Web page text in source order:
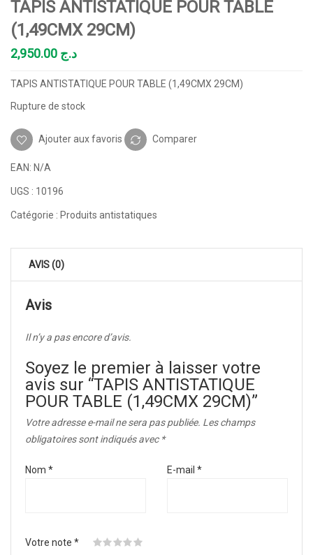
TAPIS ANTISTATIQUE POUR TABLE
(1,49CMX 29CM)
د.ج
TAPIS ANTISTATIQUE POUR TABLE (1,49CMX 29CM)
Rupture de stock
Ajouter aux favoris Comparer
EAN: N/A
UGS : 10196
Catégorie : Produits antistatiques
AVIS (0)
Avis
Il n’y a pas encore d’avis.
Soyez le premier à laisser votre
avis sur “TAPIS ANTISTATIQUE
POUR TABLE (1,49CMX 29CM)”
Votre adresse e-mail ne sera pas publiée. Les champs
obligatoires sont indiqués avec *
Nom * E-mail *
Votre note *